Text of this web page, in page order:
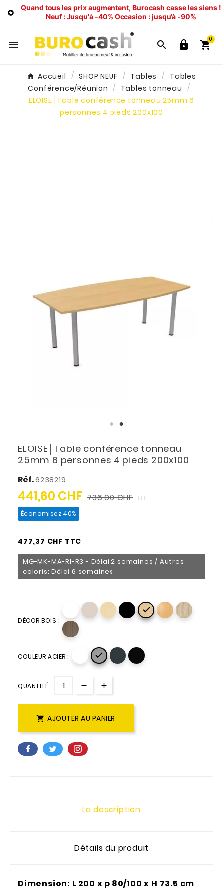

Quand tous les prix augmentent, Burocash casse les siens !
Neuf : Jusqu'à -40% Occasion : jusqu’à -90%
   
0
Accueil SHOP NEUF Tables
Tables
Conférence/Réunion
Tables tonneau
ELOISE│Table conférence tonneau 25mm 6
personnes 4 pieds 200x100
ELOISE│Table conférence tonneau
25mm 6 personnes 4 pieds 200x100
Réf.6238219
441,60 CHF 736,00 CHF HT
Économisez 40%
477,37 CHF TTC
MG-MK-MA-RI-R3 - Délai 2 semaines / Autres
coloris: Délai 6 semaines
DÉCOR BOIS :

COULEUR ACIER : 
QUANTITÉ :
 AJOUTER AU PANIER
La description
Détails du produit
Dimension: L 200 x p 80/100 x H 73.5 cm